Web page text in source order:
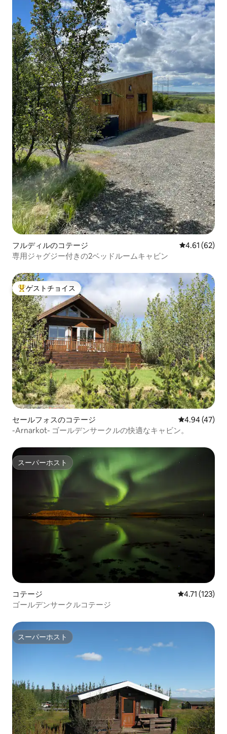
フルディルのコテージ レビュー62
4.61 (62)
専用ジャグジー付きの2ベッドルームキャビン
大好評のゲストチョイスです。
ゲストチョイス
セールフォスのコテージ レビュー47
4.94 (47)
-Arnarkot- ゴールデンサークルの快適なキャビン。
スーパーホスト
スーパーホスト
コテージ レビュー123
4.71 (123)
ゴールデンサークルコテージ
スーパーホスト
スーパーホスト